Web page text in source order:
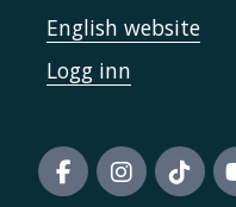
English website
Logg inn